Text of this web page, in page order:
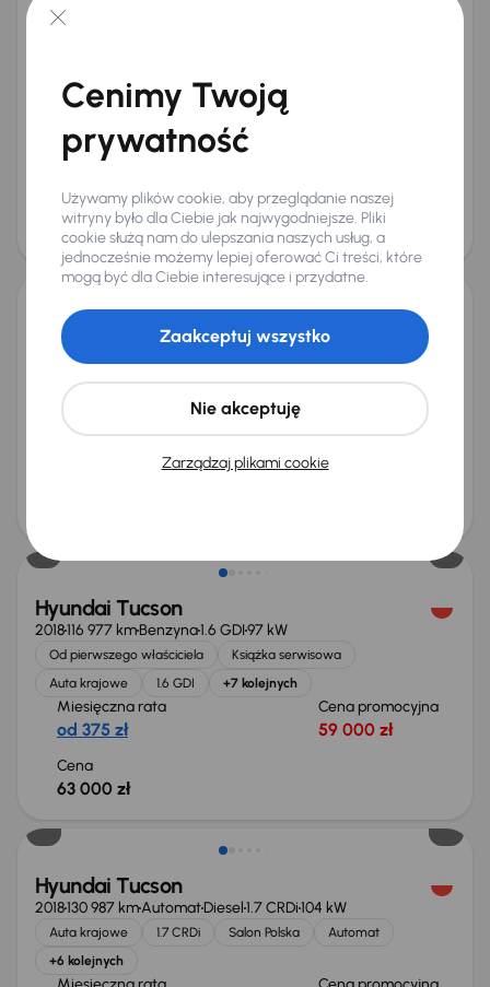
Hyundai Tucson 1.6 T-GDI HEV
Od pierwszego właściciela
Książka serwisowa
1.6 T-GDI HEV +9 kolejnych
Miesięczna rata
na miarę
Najniższa cena z 30 dni przed
obniżką
120 000 zł
Cena po obniżce
117 000 zł
Hyundai Tucson
2016224 463 km 2.0 CRDi 100 kW
+3 kolejnych
Miesięczna rata Cena promocyjna
43 000 zł
Hyundai Tucson
2018116 977 kmBenzyna1.6 GDI97 kW
Od pierwszego właściciela
Książka serwisowa
Auta krajowe
1.6 GDI +7 kolejnych
Miesięczna rata
od 375 zł
Cena promocyjna
59 000 zł
Cena
63 000 zł
Taniej o 1 500 zł
Hyundai Tucson
2018130 987 kmAutomatDiesel1.7 CRDi104 kW
Auta krajowe 1.7 CRDi Salon Polska
Automat
+6 kolejnych
Cenimy Twoją
prywatność
Używamy plików cookie, aby przeglądanie naszej
witryny było dla Ciebie jak najwygodniejsze. Pliki
cookie służą nam do ulepszania naszych usług, a
jednocześnie możemy lepiej oferować Ci treści, które
mogą być dla Ciebie interesujące i przydatne.
Zarządzaj plikami cookie
Nie akceptuję
Zaakceptuj wszystko